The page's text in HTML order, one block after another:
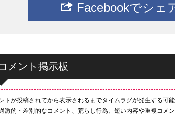
Facebookでシェ
メント掲示板
トが投稿されてから表示されるまでタイムラグが発生する可
激的・差別的なコメント、荒らし行為、短い内容や重複コメ